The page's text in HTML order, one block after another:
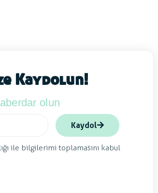
Kaydolun!
olun
ile bilgilerimi toplamasını kabul
Kaydol